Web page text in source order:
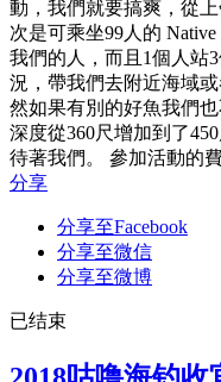
動，我們就要搞爽，從
次是可乘坐99人的
我們的人，而且1個人站
況，帶我們去附近海域
然如果有別的好魚我們
深度從360尺增加到了
待著我們。 參加活動的
分享
分享至Facebook
分享至微信
分享至微博
已结束